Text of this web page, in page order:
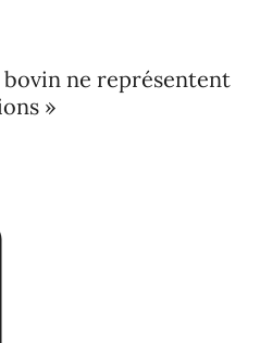
bovin ne représentent
»